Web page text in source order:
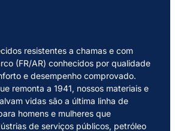
resistentes a chamas e com
(FR/AR) conhecidos por qualidade
e desempenho comprovado.
remonta a 1941, nossos materiais e
vidas são a última linha de
homens e mulheres que
de serviços públicos, petróleo